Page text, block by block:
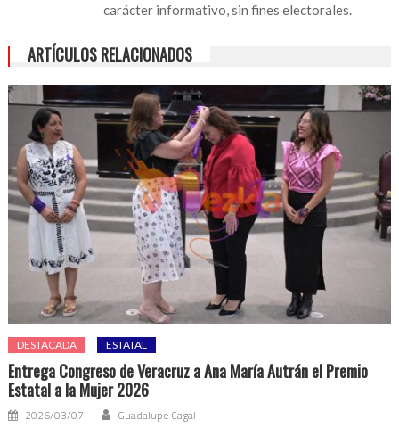
carácter informativo, sin fines electorales.
ARTÍCULOS RELACIONADOS
DESTACADA ESTATAL
Entrega Congreso de Veracruz a Ana María Autrán el Premio
Estatal a la Mujer 2026
2026/03/07 Guadalupe Cagal